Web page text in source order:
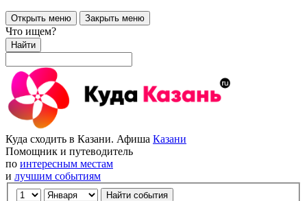
Открыть меню Закрыть меню
Что ищем?
Найти
Куда сходить в Казани. Афиша Казани
Помощник и путеводитель
по интересным местам
и лучшим событиям